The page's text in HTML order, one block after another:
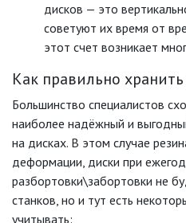
дисков — это
советуют их время от
этот счет возникает
Как правильно
Большинство специалистов
наиболее надёжный и
на дисках. В этом случае
деформации, диски при
разбортовки\забортовки не
станков, но и тут есть
учитывать: